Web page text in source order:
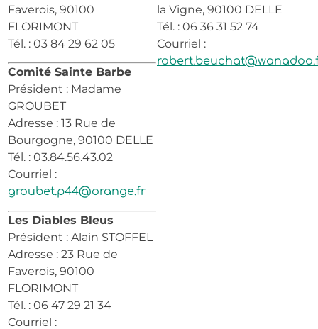
Faverois, 90100
FLORIMONT
Tél. : 03 84 29 62 05
Comité Sainte Barbe
Président : Madame
GROUBET
Adresse : 13 Rue de
Bourgogne, 90100 DELLE
Tél. : 03.84.56.43.02
Courriel :
groubet.p44@orange.fr
Les Diables Bleus
Président : Alain STOFFEL
Adresse : 23 Rue de
Faverois, 90100
FLORIMONT
Tél. : 06 47 29 21 34
Courriel :
la Vigne, 90100 DELLE
Tél. : 06 36 31 52 74
Courriel :